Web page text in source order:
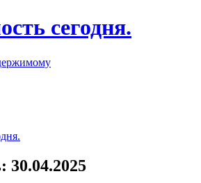
сегодня.
30.04.2025